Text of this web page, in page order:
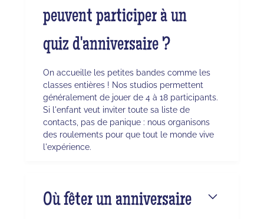
peuvent participer à un
quiz d'anniversaire ?
On accueille les petites bandes comme les
classes entières ! Nos studios permettent
généralement de jouer de 4 à 18 participants.
Si l'enfant veut inviter toute sa liste de
contacts, pas de panique : nous organisons
des roulements pour que tout le monde vive
l'expérience.
Où fêter un anniversaire